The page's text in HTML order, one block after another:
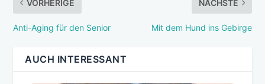
VORHERIGE
Anti-Aging für den Senior
NÄCHSTE
Mit dem Hund ins Gebirge
AUCH INTERESSANT